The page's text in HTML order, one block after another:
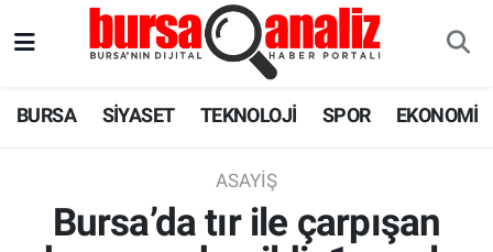
BURSA SİYASET TEKNOLOJİ SPOR EKONOMİ
ASAYIŞ
Bursa’da tır ile çarpışan